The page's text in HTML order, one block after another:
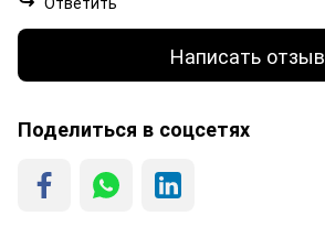
Написать отзыв
Поделиться в соцсетях